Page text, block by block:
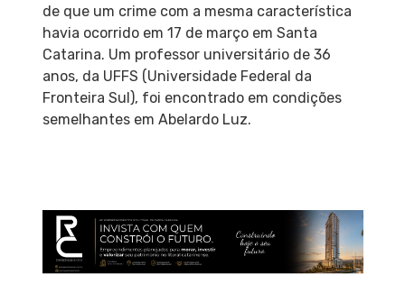
de que um crime com a mesma característica
havia ocorrido em 17 de março em Santa
Catarina. Um professor universitário de 36
anos, da UFFS (Universidade Federal da
Fronteira Sul), foi encontrado em condições
semelhantes em Abelardo Luz.